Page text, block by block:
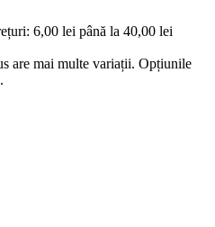
6,00 lei până la 40,00 lei
are mai multe variații. Opțiunile